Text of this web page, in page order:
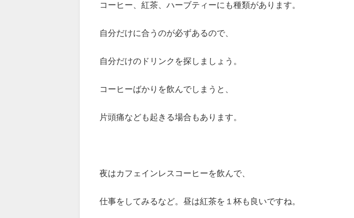
コーヒー、紅茶、ハーブティーにも種類があります。
自分だけに合うのが必ずあるので、
自分だけのドリンクを探しましょう。
コーヒーばかりを飲んでしまうと、
片頭痛なども起きる場合もあります。
夜はカフェインレスコーヒーを飲んで、
仕事をしてみるなど。昼は紅茶を１杯も良いですね。